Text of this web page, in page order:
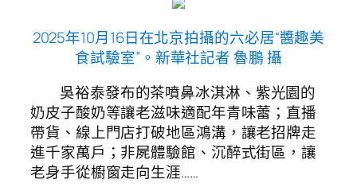
2025年10月16日在北京拍攝的六必居“醬趣美
食試驗室”。新華社記者 魯鵬 攝
吳裕泰發布的茶噴鼻冰淇淋、紫光園的
奶皮子酸奶等讓老滋味適配年青味蕾；直播
帶貨、線上門店打破地區鴻溝，讓老招牌走
進千家萬戶；非屍體驗館、沉醉式街區，讓
老身手從櫥窗走向生涯……